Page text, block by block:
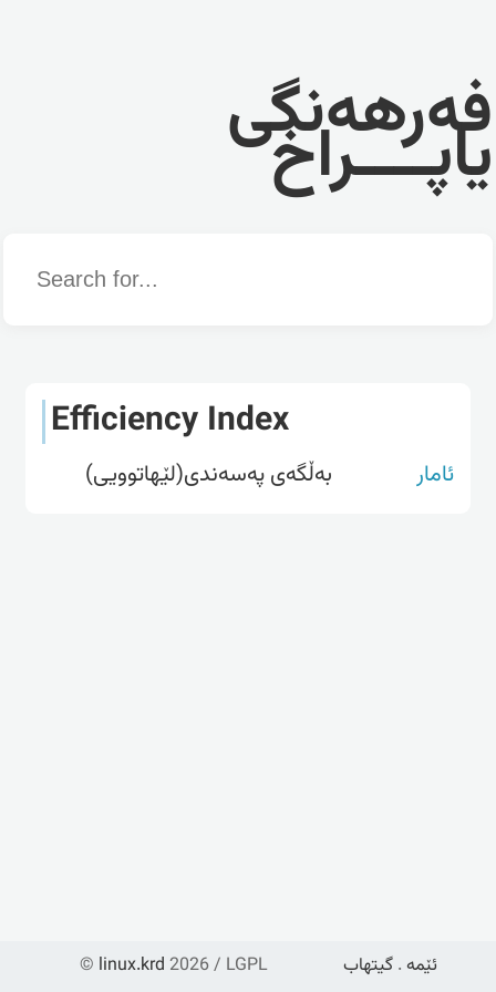
فەرهەنگی
یاپــــراخ
Word
Efficiency Index
ئامار بەڵگەی پەسەندی(لێهاتوویی)
© linux.krd 2026 / LGPL ئێمە . گیتهاب